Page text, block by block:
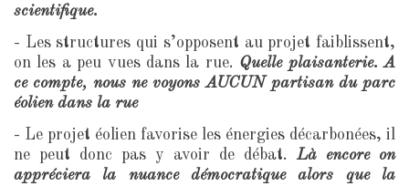
scientifique.
- Les structures qui s’opposent au projet faiblissent,
on les a peu vues dans la rue. Quelle plaisanterie. A
ce compte, nous ne voyons AUCUN partisan du parc
éolien dans la rue
- Le projet éolien favorise les énergies décarbonées, il
ne peut donc pas y avoir de débat.Là encore on
appréciera la nuance démocratique alors que la